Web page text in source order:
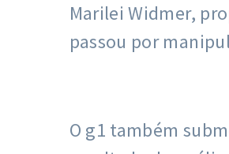
Marilei Widmer,
passou por
O g1 também